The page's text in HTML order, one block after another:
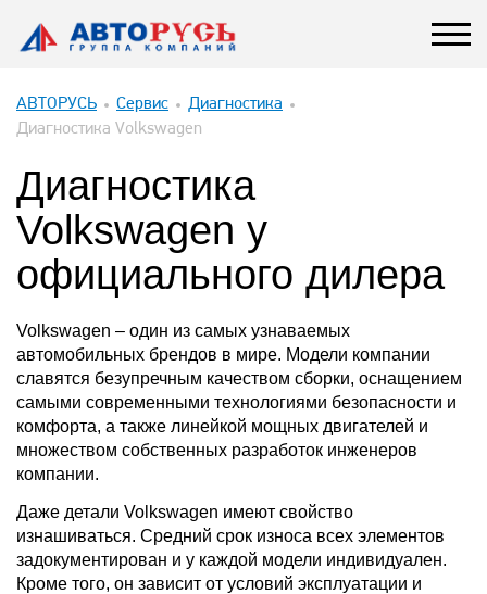
АВТОРУСЬ Сервис
Диагностика
Диагностика Volkswagen
Диагностика
Volkswagen у
официального дилера
Volkswagen – один из самых узнаваемых
автомобильных брендов в мире. Модели компании
славятся безупречным качеством сборки, оснащением
самыми современными технологиями безопасности и
комфорта, а также линейкой мощных двигателей и
множеством собственных разработок инженеров
компании.
Даже детали Volkswagen имеют свойство
изнашиваться. Средний срок износа всех элементов
задокументирован и у каждой модели индивидуален.
Кроме того, он зависит от условий эксплуатации и